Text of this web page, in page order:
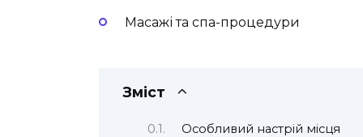
Масажі та спа-процедури
Зміст
Особливий настрій місця